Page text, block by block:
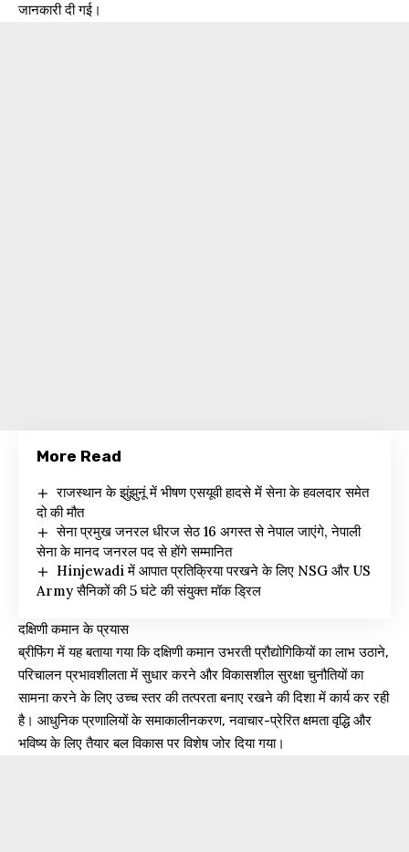
जानकारी दी गई।
More Read
राजस्थान के झुंझुनूं में भीषण एसयूवी हादसे में सेना के हवलदार समेत
दो की मौत
सेना प्रमुख जनरल धीरज सेठ 16 अगस्त से नेपाल जाएंगे, नेपाली
सेना के मानद जनरल पद से होंगे सम्मानित
Hinjewadi में आपात प्रतिक्रिया परखने के लिए NSG और US
Army सैनिकों की 5 घंटे की संयुक्त मॉक ड्रिल
दक्षिणी कमान के प्रयास
ब्रीफिंग में यह बताया गया कि दक्षिणी कमान उभरती प्रौद्योगिकियों का लाभ उठाने,
परिचालन प्रभावशीलता में सुधार करने और विकासशील सुरक्षा चुनौतियों का
सामना करने के लिए उच्च स्तर की तत्परता बनाए रखने की दिशा में कार्य कर रही
है। आधुनिक प्रणालियों के समाकालीनकरण, नवाचार-प्रेरित क्षमता वृद्धि और
भविष्य के लिए तैयार बल विकास पर विशेष जोर दिया गया।